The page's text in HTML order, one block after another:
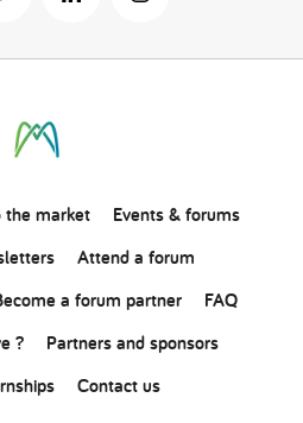
the market
Events & forums
Attend a forum
a forum partner
FAQ
?
Partners and sponsors
Contact us